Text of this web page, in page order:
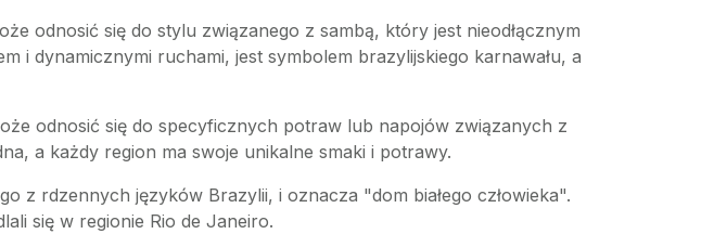
odnosić się do stylu związanego z sambą, który jest nieodłącznym
i dynamicznymi ruchami, jest symbolem brazylijskiego karnawału, a
odnosić się do specyficznych potraw lub napojów związanych z
a każdy region ma swoje unikalne smaki i potrawy.
z rdzennych języków Brazylii, i oznacza "dom białego człowieka".
się w regionie Rio de Janeiro.